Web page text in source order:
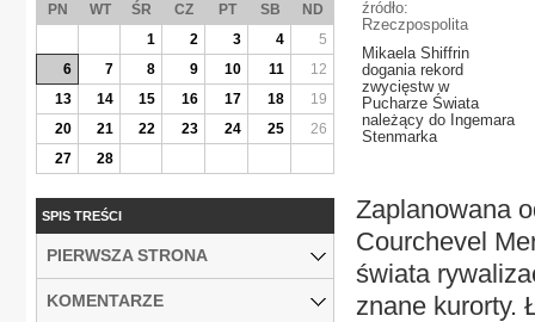
źródło:
Rzeczpospolita
Mikaela Shiffrin
dogania rekord
zwycięstw w
Pucharze Świata
należący do Ingemara
Stenmarka
Zaplanowana
Courchevel
świata
znane kurorty.
PN WT ŚR CZ PT SB
ND
1
2 3 4
5
6
7 8 9 10 11
12
13
14 15 16 17 18
19
20
21 22 23 24 25
26
27
28
SPIS TREŚCI
PIERWSZA STRONA
KOMENTARZE